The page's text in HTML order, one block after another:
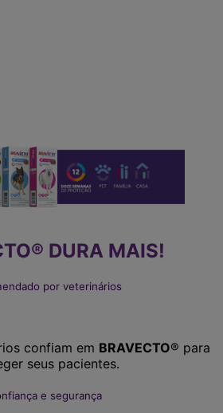
DURA MAIS!
por veterinários
confiam em BRAVECTO® para
seus pacientes.
e segurança